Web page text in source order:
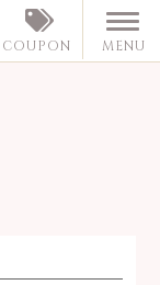
COUPON MENU